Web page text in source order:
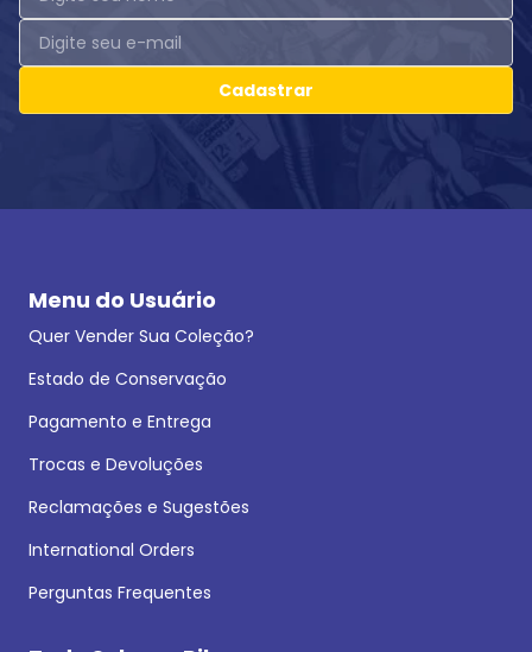
Cadastrar
Menu do Usuário
Quer Vender Sua Coleção?
Estado de Conservação
Pagamento e Entrega
Trocas e Devoluções
Reclamações e Sugestões
International Orders
Perguntas Frequentes